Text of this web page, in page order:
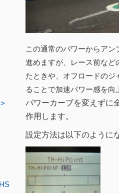
この通常のパワーからア
進めますが、レース前など
たときや、オフロードの
ることで加速パワー感を向
パワーカーブを変えずに
作用します。
設定方法は以下のように